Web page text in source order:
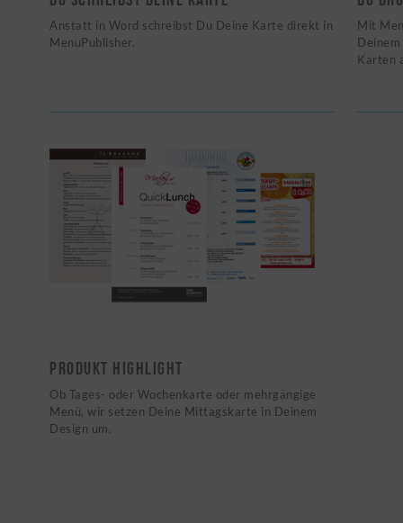
Anstatt in Word schreibst Du Deine Karte direkt in
MenuPublisher.
Mit
Karten
PRODUKT HIGHLIGHT
Ob Tages- oder Wochenkarte oder mehrgängige
Menü, wir setzen Deine Mittagskarte in Deinem
Design um.